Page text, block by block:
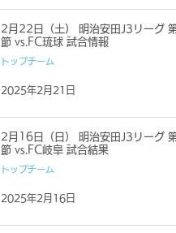
2月22日（土） 明治安田J3リーグ
節 vs.FC琉球 試合情報
トップチーム
2025年2月21日
2月16日（日） 明治安田J3リーグ
節 vs.FC岐阜 試合結果
トップチーム
2025年2月16日